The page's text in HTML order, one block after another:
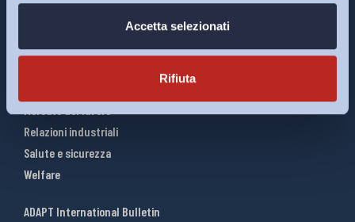
Accetta selezionati
Rifiuta
Interventi ADAPT
Relazioni industriali
Salute e sicurezza
Welfare
ADAPT International Bulletin